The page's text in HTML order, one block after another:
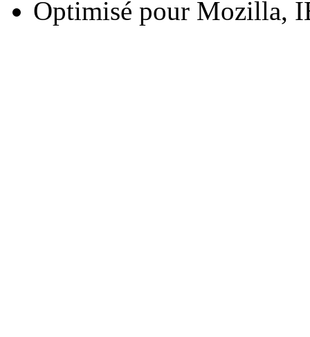
Optimisé pour Mozilla,